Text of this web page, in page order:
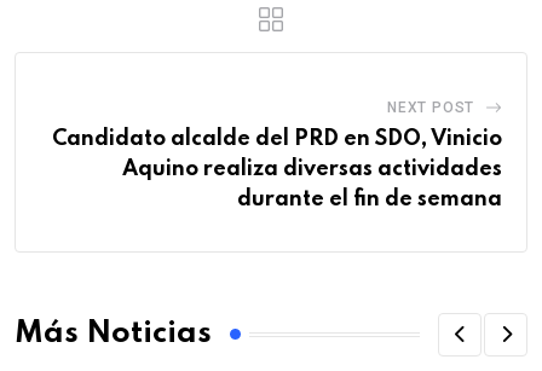
NEXT POST
Candidato alcalde del PRD en SDO, Vinicio
Aquino realiza diversas actividades
durante el fin de semana
Más Noticias